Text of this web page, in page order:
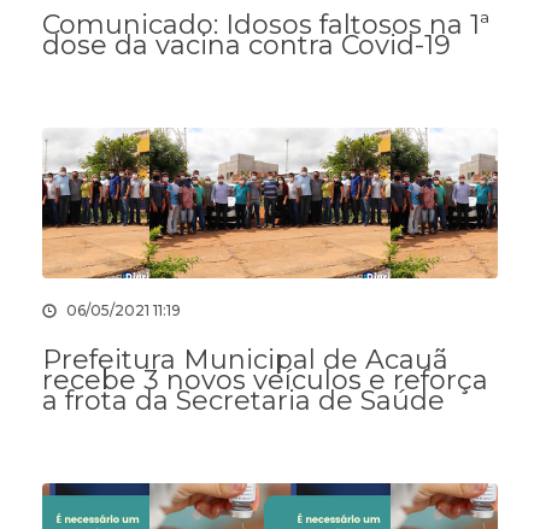
Comunicado: Idosos faltosos na 1ª
dose da vacina contra Covid-19
06/05/2021 11:19
Prefeitura Municipal de Acauã
recebe 3 novos veículos e reforça
a frota da Secretaria de Saúde